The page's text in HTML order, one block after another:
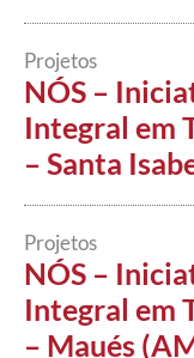
Projetos
NÓS –
Integral em
– Santa
Projetos
NÓS –
Integral em
– Maués